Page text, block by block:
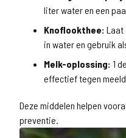
liter water en een
Knoflookthee: Laat
in water en gebruik
Melk-oplossing: 1
effectief tegen
Deze middelen helpen
preventie.